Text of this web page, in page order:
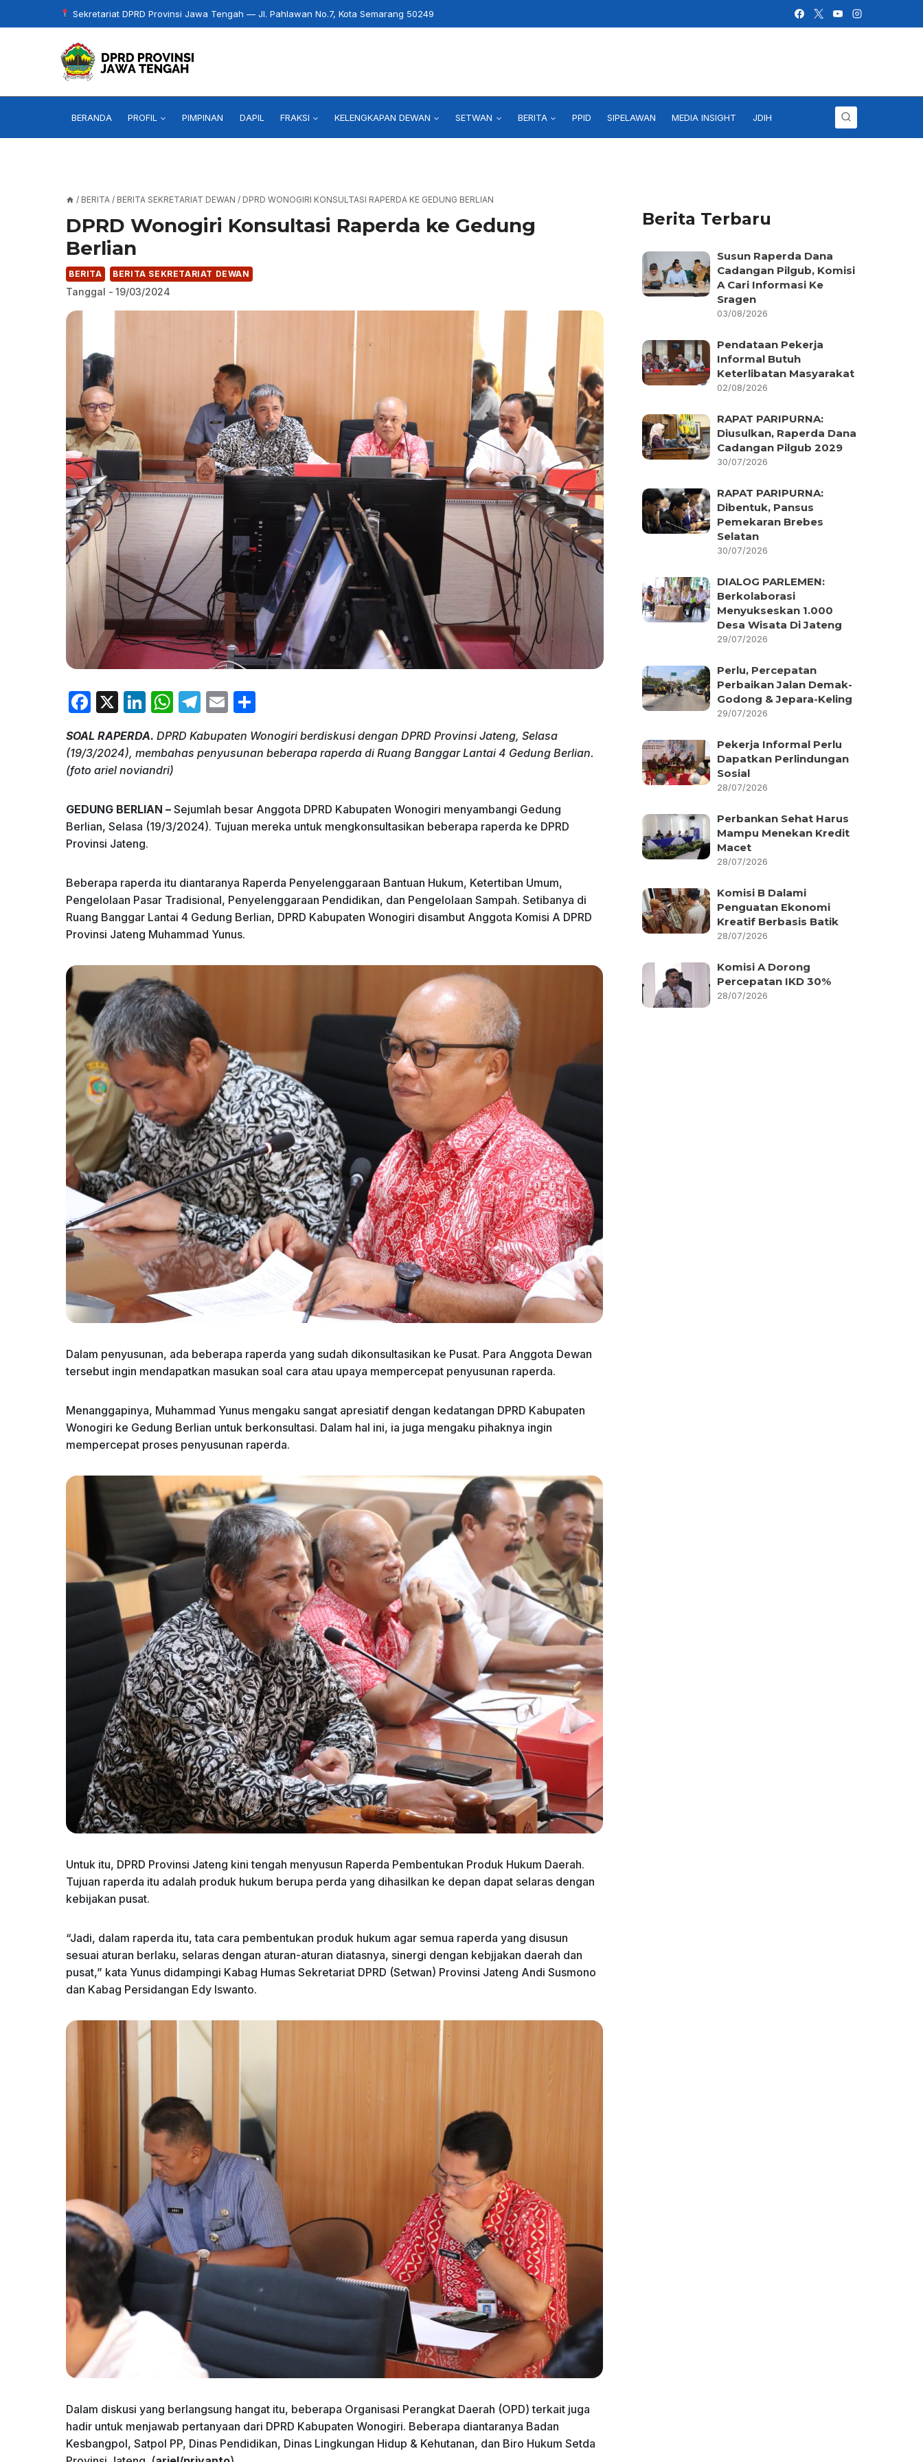
to
Sekretariat DPRD Provinsi Jawa Tengah — Jl. Pahlawan No.7, Kota Semarang 50249
BERANDA PROFIL PIMPINAN DAPIL FRAKSI KELENGKAPAN DEWAN SETWAN BERITA PPID SIPELAWAN MEDIA INSIGHT JDIH
/ BERITA / BERITA SEKRETARIAT DEWAN / DPRD WONOGIRI KONSULTASI RAPERDA KE GEDUNG BERLIAN
DPRD Wonogiri Konsultasi Raperda ke Gedung
Berlian
BERITA BERITA SEKRETARIAT DEWAN
Tanggal - 19/03/2024
F
c
e
o
o
k
X
Li
k
e
n
W
at
p
p
T
e
gr
m
E
ai ar
SOAL RAPERDA. DPRD Kabupaten Wonogiri berdiskusi dengan DPRD Provinsi Jateng, Selasa
(19/3/2024), membahas penyusunan beberapa raperda di Ruang Banggar Lantai 4 Gedung Berlian.
(foto ariel noviandri)
GEDUNG BERLIAN – Sejumlah besar Anggota DPRD Kabupaten Wonogiri menyambangi Gedung
Berlian, Selasa (19/3/2024). Tujuan mereka untuk mengkonsultasikan beberapa raperda ke DPRD
Provinsi Jateng.
Beberapa raperda itu diantaranya Raperda Penyelenggaraan Bantuan Hukum, Ketertiban Umum,
Pengelolaan Pasar Tradisional, Penyelenggaraan Pendidikan, dan Pengelolaan Sampah. Setibanya di
Ruang Banggar Lantai 4 Gedung Berlian, DPRD Kabupaten Wonogiri disambut Anggota Komisi A DPRD
Provinsi Jateng Muhammad Yunus.
Dalam penyusunan, ada beberapa raperda yang sudah dikonsultasikan ke Pusat. Para Anggota Dewan
tersebut ingin mendapatkan masukan soal cara atau upaya mempercepat penyusunan raperda.
Menanggapinya, Muhammad Yunus mengaku sangat apresiatif dengan kedatangan DPRD Kabupaten
Wonogiri ke Gedung Berlian untuk berkonsultasi. Dalam hal ini, ia juga mengaku pihaknya ingin
mempercepat proses penyusunan raperda.
Untuk itu, DPRD Provinsi Jateng kini tengah menyusun Raperda Pembentukan Produk Hukum Daerah.
Tujuan raperda itu adalah produk hukum berupa perda yang dihasilkan ke depan dapat selaras dengan
kebijakan pusat.
“Jadi, dalam raperda itu, tata cara pembentukan produk hukum agar semua raperda yang disusun
sesuai aturan berlaku, selaras dengan aturan-aturan diatasnya, sinergi dengan kebjjakan daerah dan
pusat,” kata Yunus didampingi Kabag Humas Sekretariat DPRD (Setwan) Provinsi Jateng Andi Susmono
dan Kabag Persidangan Edy Iswanto.
Dalam diskusi yang berlangsung hangat itu, beberapa Organisasi Perangkat Daerah (OPD) terkait juga
hadir untuk menjawab pertanyaan dari DPRD Kabupaten Wonogiri. Beberapa diantaranya Badan
Kesbangpol, Satpol PP, Dinas Pendidikan, Dinas Lingkungan Hidup & Kehutanan, dan Biro Hukum Setda
Berita Terbaru
Susun Raperda Dana
Cadangan Pilgub, Komisi
A Cari Informasi Ke
Sragen
03/08/2026
Pendataan Pekerja
Informal Butuh
Keterlibatan Masyarakat
02/08/2026
RAPAT PARIPURNA:
Diusulkan, Raperda Dana
Cadangan Pilgub 2029
30/07/2026
RAPAT PARIPURNA:
Dibentuk, Pansus
Pemekaran Brebes
Selatan
30/07/2026
DIALOG PARLEMEN:
Berkolaborasi
Menyukseskan 1.000
Desa Wisata Di Jateng
29/07/2026
Perlu, Percepatan
Perbaikan Jalan Demak-
Godong & Jepara-Keling
29/07/2026
Pekerja Informal Perlu
Dapatkan Perlindungan
Sosial
28/07/2026
Perbankan Sehat Harus
Mampu Menekan Kredit
Macet
28/07/2026
Komisi B Dalami
Penguatan Ekonomi
Kreatif Berbasis Batik
28/07/2026
Komisi A Dorong
Percepatan IKD 30%
28/07/2026